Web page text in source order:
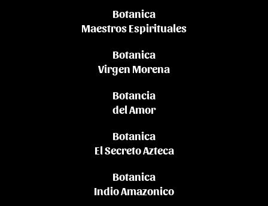
Botanica
Maestros Espirituales
Botanica
Virgen Morena
Botancia
del Amor
Botanica
El Secreto Azteca
Botanica
Indio Amazonico